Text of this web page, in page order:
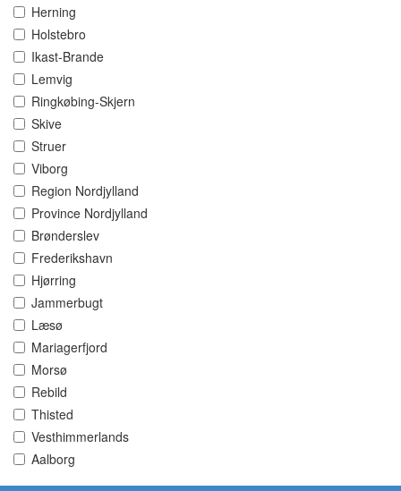
Herning
Holstebro
Ikast-Brande
Lemvig
Ringkøbing-Skjern
Skive
Struer
Viborg
Region Nordjylland
Province Nordjylland
Brønderslev
Frederikshavn
Hjørring
Jammerbugt
Læsø
Mariagerfjord
Morsø
Rebild
Thisted
Vesthimmerlands
Aalborg